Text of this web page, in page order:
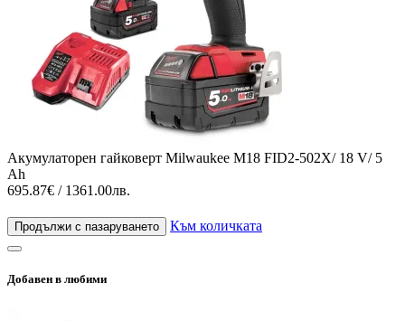
Акумулаторен гайковерт Milwaukee M18 FID2-502X/ 18 V/ 5
Ah
695.87€ / 1361.00лв.
Продължи с пазаруването Към количката
Добавен в любими